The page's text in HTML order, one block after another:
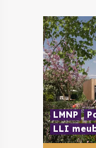
LMNP
LLI